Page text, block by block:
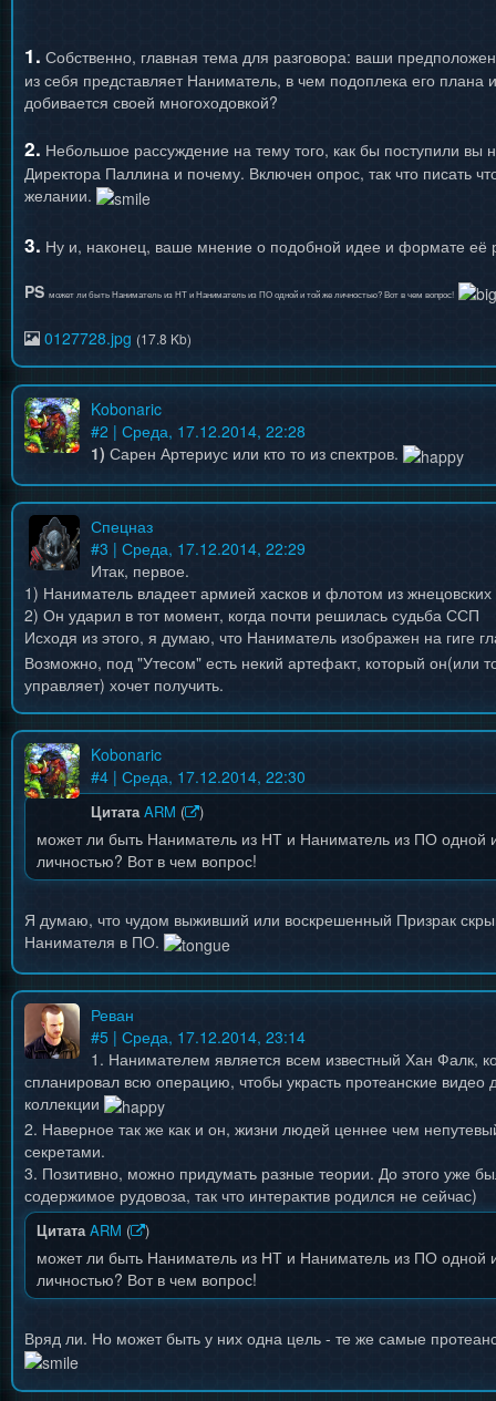
1. Собственно, главная тема для разговора: ваши
из себя представляет Наниматель, в чем подоплека его плана
добивается своей многоходовкой?
2. Небольшое рассуждение на тему того, как бы поступили вы
Директора Паллина и почему. Включен опрос, так что писать
желании.
3. Ну и, наконец, ваше мнение о подобной идее и формате её
PS может ли быть Наниматель из НТ и Наниматель из ПО одной и той же личностью? Вот в чем вопрос!
0127728.jpg (17.8 Kb)
Kobonaric
#2 | Среда, 17.12.2014, 22:28
1) Сарен Артериус или кто то из спектров.
Спецназ
#3 | Среда, 17.12.2014, 22:29
Итак, первое.
1) Наниматель владеет армией хасков и флотом из жнецовских
2) Он ударил в тот момент, когда почти решилась судьба ССП
Исходя из этого, я думаю, что Наниматель изображен на гиге
Возможно, под "Утесом" есть некий артефакт, который он(или
управляет) хочет получить.
Kobonaric
#4 | Среда, 17.12.2014, 22:30
Цитата ARM ( )
может ли быть Наниматель из НТ и Наниматель из ПО одной
личностью? Вот в чем вопрос!
Я думаю, что чудом выживший или воскрешенный Призрак
Нанимателя в ПО.
Реван
#5 | Среда, 17.12.2014, 23:14
1. Нанимателем является всем известный Хан Фалк,
спланировал всю операцию, чтобы украсть протеанские видео
коллекции
2. Наверное так же как и он, жизни людей ценнее чем
секретами.
3. Позитивно, можно придумать разные теории. До этого уже
содержимое рудовоза, так что интерактив родился не сейчас)
Цитата ARM ( )
может ли быть Наниматель из НТ и Наниматель из ПО одной
личностью? Вот в чем вопрос!
Вряд ли. Но может быть у них одна цель - те же самые